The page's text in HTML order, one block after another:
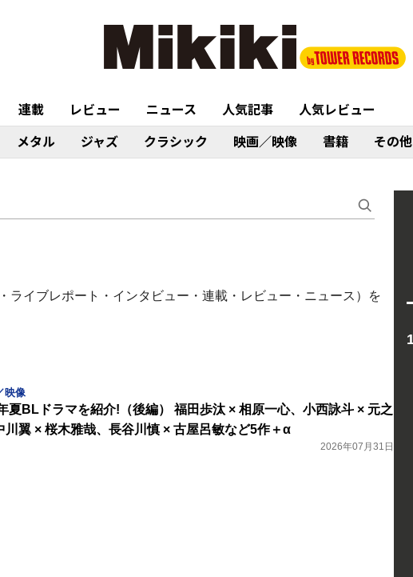
連載 レビュー ニュース 人気記事
人気レビュー
メタル ジャズ クラシック 映画／映像 書籍 その他
ライブレポート・インタビュー・連載・レビュー・ニュース）を
映像
夏BLドラマを紹介!（後編） 福田歩汰 × 相原一心、小西詠斗 × 元之
川翼 × 桜木雅哉、長谷川慎 × 古屋呂敏など5作＋α
2026年07月31日